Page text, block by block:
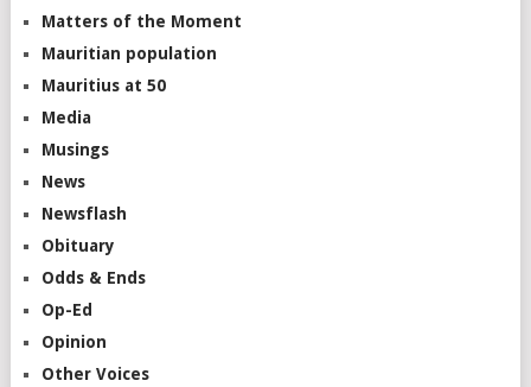
Matters of the Moment
Mauritian population
Mauritius at 50
Media
Musings
News
Newsflash
Obituary
Odds & Ends
Op-Ed
Opinion
Other Voices